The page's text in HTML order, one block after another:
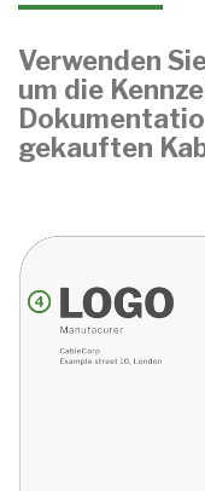
Verwenden
um die
gekauften